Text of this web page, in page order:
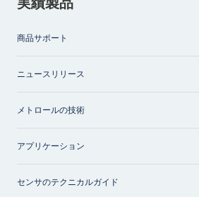
商品サポート
ニュースリリース
メトロールの技術
アプリケーション
センサのテクニカルガイド